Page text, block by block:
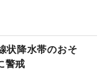
状降水帯のおそ
警戒